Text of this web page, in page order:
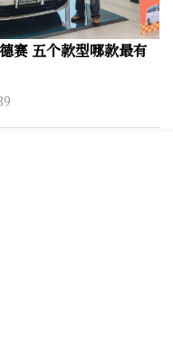
赛 五个款型哪款最有